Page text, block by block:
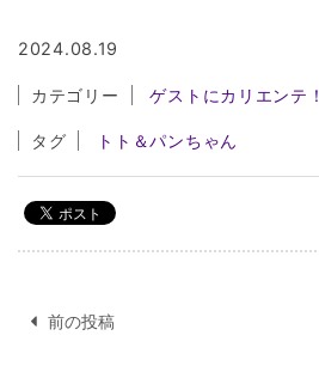
2024.08.19
カテゴリー ゲストにカリエンテ！
タグ トト＆パンちゃん
稿前の投稿